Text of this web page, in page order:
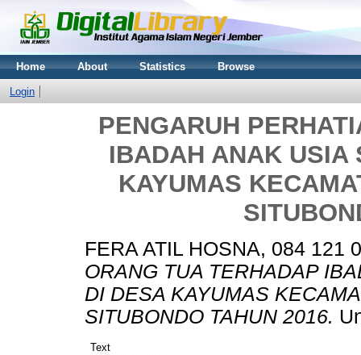
Home About Statistics Browse
Login
PENGARUH
IBADAH ANAK USIA
KAYUMAS
FERA ATIL HOSNA, 084 121
ORANG TUA TERHADAP
DI DESA KAYUMAS
SITUBONDO TAHUN 2016.
Text